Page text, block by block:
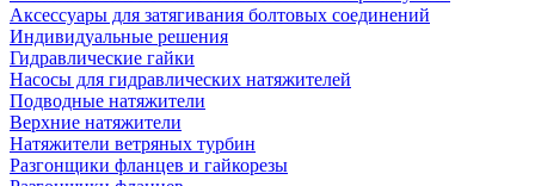
Аксессуары для затягивания болтовых соединений
Индивидуальные решения
Гидравлические гайки
Насосы для гидравлических натяжителей
Подводные натяжители
Верхние натяжители
Натяжители ветряных турбин
Разгонщики фланцев и гайкорезы